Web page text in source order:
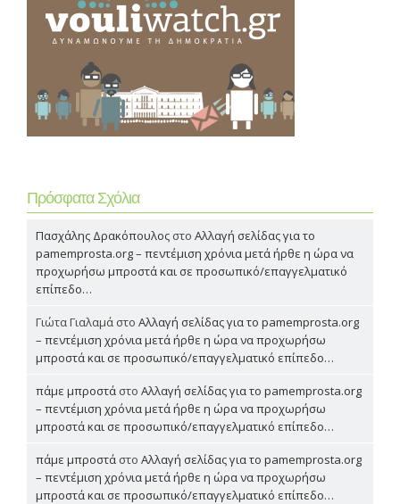
Πρόσφατα Σχόλια
Πασχάλης Δρακόπουλος στο Αλλαγή σελίδας για το
pamemprosta.org – πεντέμιση χρόνια μετά ήρθε η ώρα να
προχωρήσω μπροστά και σε προσωπικό/επαγγελματικό
επίπεδο…
Γιώτα Γιαλαμά στο Αλλαγή σελίδας για το pamemprosta.org
– πεντέμιση χρόνια μετά ήρθε η ώρα να προχωρήσω
μπροστά και σε προσωπικό/επαγγελματικό επίπεδο…
πάμε μπροστά στο Αλλαγή σελίδας για το pamemprosta.org
– πεντέμιση χρόνια μετά ήρθε η ώρα να προχωρήσω
μπροστά και σε προσωπικό/επαγγελματικό επίπεδο…
πάμε μπροστά στο Αλλαγή σελίδας για το pamemprosta.org
– πεντέμιση χρόνια μετά ήρθε η ώρα να προχωρήσω
μπροστά και σε προσωπικό/επαγγελματικό επίπεδο…